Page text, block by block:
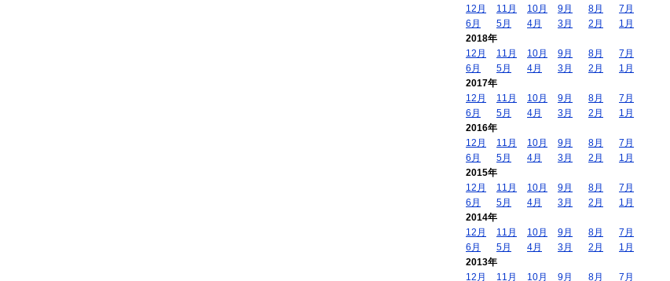
12月
11月 10月 9月 8月
7月
6月
5月 4月 3月 2月
1月
2018年
12月
11月 10月 9月 8月
7月
6月
5月 4月 3月 2月
1月
2017年
12月
11月 10月 9月 8月
7月
6月
5月 4月 3月 2月
1月
2016年
12月
11月 10月 9月 8月
7月
6月
5月 4月 3月 2月
1月
2015年
12月
11月 10月 9月 8月
7月
6月
5月 4月 3月 2月
1月
2014年
12月
11月 10月 9月 8月
7月
6月
5月 4月 3月 2月
1月
2013年
12月
11月 10月 9月 8月 7月